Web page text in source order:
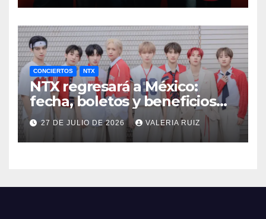
CONCIERTOS NTX
NTX regresará a México:
fecha, boletos y beneficios
VIP
27 DE JULIO DE 2026 VALERIA RUIZ